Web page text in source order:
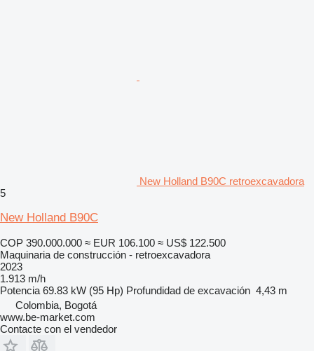
New Holland B90C retroexcavadora
5
New Holland B90C
COP 390.000.000 ≈ EUR 106.100 ≈ US$ 122.500
Maquinaria de construcción - retroexcavadora
2023
1.913 m/h
Potencia 69.83 kW (95 Hp) Profundidad de excavación 4,43 m
Colombia, Bogotá
www.be-market.com
Contacte con el vendedor